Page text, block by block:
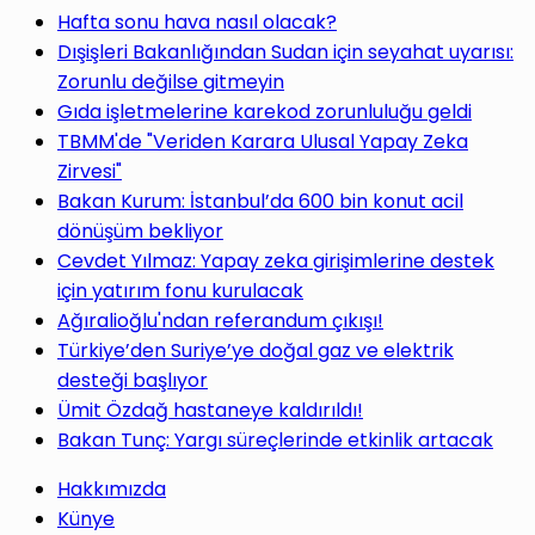
yap
...
Hafta sonu hava nasıl olacak?
Dışişleri Bakanlığından Sudan için seyahat uyarısı:
Zorunlu değilse gitmeyin
Gıda işletmelerine karekod zorunluluğu geldi
TBMM'de "Veriden Karara Ulusal Yapay Zeka
Zirvesi"
Bakan Kurum: İstanbul’da 600 bin konut acil
dönüşüm bekliyor
Cevdet Yılmaz: Yapay zeka girişimlerine destek
için yatırım fonu kurulacak
Ağıralioğlu'ndan referandum çıkışı!
Türkiye’den Suriye’ye doğal gaz ve elektrik
desteği başlıyor
Ümit Özdağ hastaneye kaldırıldı!
Bakan Tunç: Yargı süreçlerinde etkinlik artacak
Hakkımızda
Künye